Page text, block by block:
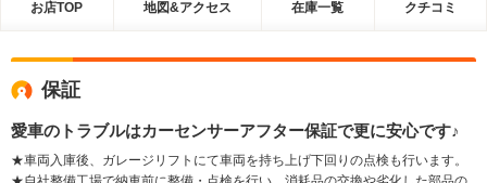
お店TOP 地図&アクセス 在庫一覧 クチコミ
保証
愛車のトラブルはカーセンサーアフター保証で更に安心です♪
★車両入庫後、ガレージリフトにて車両を持ち上げ下回りの点検も行います。